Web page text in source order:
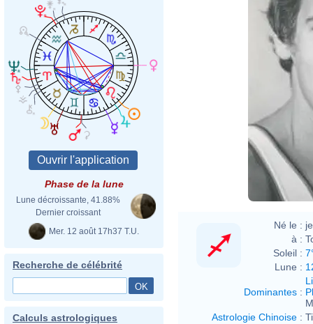
Phase de la lune
Lune décroissante, 41.88%
Dernier croissant
Mer. 12 août 17h37 T.U.
Recherche de célébrité
Calculs astrologiques
Né le :
à :
Soleil :
Lune :
Dominantes :
Astrologie Chinoise :